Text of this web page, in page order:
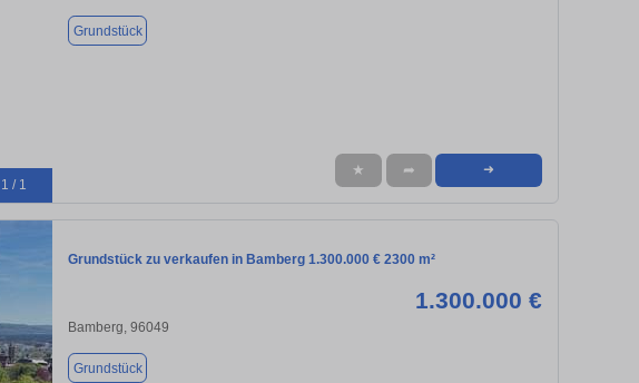
1 / 1
Grundstück
★ ➦ ➜
Grundstück zu verkaufen in Bamberg 1.300.000 € 2300 m²
1.300.000 €
Bamberg, 96049
Grundstück